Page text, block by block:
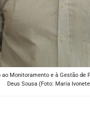
Monitoramento e à Gestão de
Deus Sousa (Foto: Maria